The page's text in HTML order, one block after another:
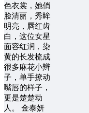
色衣裳，她俏
脸清丽，秀眸
明亮，唇红齿
白，这位女星
面容红润，染
黄的长发梳成
很多麻花小辫
子，单手撩动
嘴唇的样子，
更是楚楚动
人。 金泰妍